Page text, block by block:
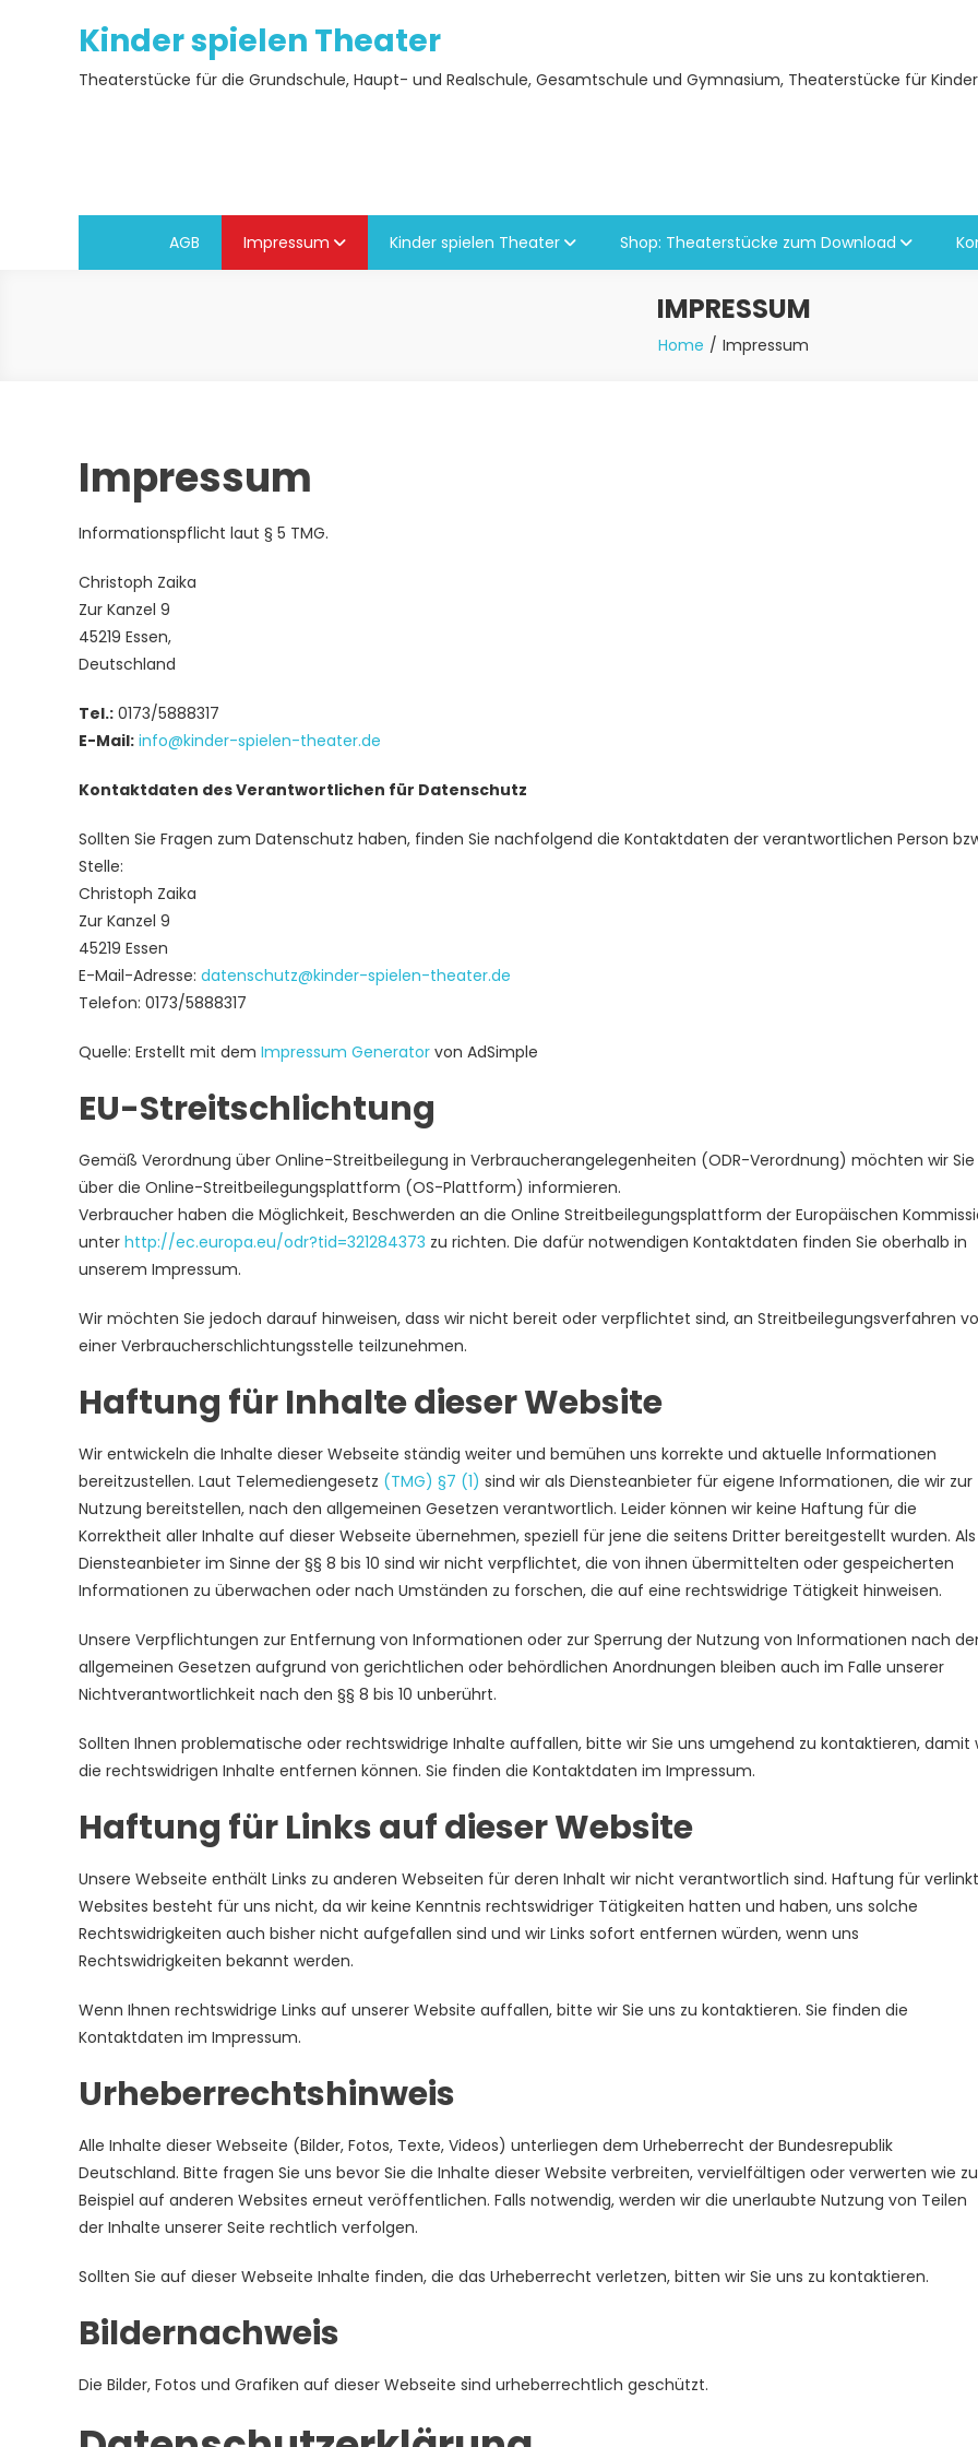
Kinder spielen Theater
Theaterstücke für die Grundschule, Haupt- und Realschule, Gesamtschule und Gymnasium, Theaterstücke für Kinder
AGB Impressum Kinder spielen Theater Shop: Theaterstücke zum Download
IMPRESSUM
Home Impressum
Impressum
Informationspflicht laut § 5 TMG.
Christoph Zaika
Zur Kanzel 9
45219 Essen,
Deutschland
Tel.: 0173/5888317
E-Mail: info@kinder-spielen-theater.de
Kontaktdaten des Verantwortlichen für Datenschutz
Sollten Sie Fragen zum Datenschutz haben, finden Sie nachfolgend die Kontaktdaten der verantwortlichen Person
Stelle:
Christoph Zaika
Zur Kanzel 9
45219 Essen
E-Mail-Adresse: datenschutz@kinder-spielen-theater.de
Telefon: 0173/5888317
Quelle: Erstellt mit dem Impressum Generator von AdSimple
EU-Streitschlichtung
Gemäß Verordnung über Online-Streitbeilegung in Verbraucherangelegenheiten (ODR-Verordnung) möchten wir Sie
über die Online-Streitbeilegungsplattform (OS-Plattform) informieren.
Verbraucher haben die Möglichkeit, Beschwerden an die Online Streitbeilegungsplattform der Europäischen
unter http://ec.europa.eu/odr?tid=321284373 zu richten. Die dafür notwendigen Kontaktdaten finden Sie oberhalb in
unserem Impressum.
Wir möchten Sie jedoch darauf hinweisen, dass wir nicht bereit oder verpflichtet sind, an Streitbeilegungsverfahren
einer Verbraucherschlichtungsstelle teilzunehmen.
Haftung für Inhalte dieser Website
Wir entwickeln die Inhalte dieser Webseite ständig weiter und bemühen uns korrekte und aktuelle Informationen
bereitzustellen. Laut Telemediengesetz (TMG) §7 (1) sind wir als Diensteanbieter für eigene Informationen, die wir zur
Nutzung bereitstellen, nach den allgemeinen Gesetzen verantwortlich. Leider können wir keine Haftung für die
Korrektheit aller Inhalte auf dieser Webseite übernehmen, speziell für jene die seitens Dritter bereitgestellt wurden. Als
Diensteanbieter im Sinne der §§ 8 bis 10 sind wir nicht verpflichtet, die von ihnen übermittelten oder gespeicherten
Informationen zu überwachen oder nach Umständen zu forschen, die auf eine rechtswidrige Tätigkeit hinweisen.
Unsere Verpflichtungen zur Entfernung von Informationen oder zur Sperrung der Nutzung von Informationen nach
allgemeinen Gesetzen aufgrund von gerichtlichen oder behördlichen Anordnungen bleiben auch im Falle unserer
Nichtverantwortlichkeit nach den §§ 8 bis 10 unberührt.
Sollten Ihnen problematische oder rechtswidrige Inhalte auffallen, bitte wir Sie uns umgehend zu kontaktieren, damit
die rechtswidrigen Inhalte entfernen können. Sie finden die Kontaktdaten im Impressum.
Haftung für Links auf dieser Website
Unsere Webseite enthält Links zu anderen Webseiten für deren Inhalt wir nicht verantwortlich sind. Haftung für
Websites besteht für uns nicht, da wir keine Kenntnis rechtswidriger Tätigkeiten hatten und haben, uns solche
Rechtswidrigkeiten auch bisher nicht aufgefallen sind und wir Links sofort entfernen würden, wenn uns
Rechtswidrigkeiten bekannt werden.
Wenn Ihnen rechtswidrige Links auf unserer Website auffallen, bitte wir Sie uns zu kontaktieren. Sie finden die
Kontaktdaten im Impressum.
Urheberrechtshinweis
Alle Inhalte dieser Webseite (Bilder, Fotos, Texte, Videos) unterliegen dem Urheberrecht der Bundesrepublik
Deutschland. Bitte fragen Sie uns bevor Sie die Inhalte dieser Website verbreiten, vervielfältigen oder verwerten wie
Beispiel auf anderen Websites erneut veröffentlichen. Falls notwendig, werden wir die unerlaubte Nutzung von Teilen
der Inhalte unserer Seite rechtlich verfolgen.
Sollten Sie auf dieser Webseite Inhalte finden, die das Urheberrecht verletzen, bitten wir Sie uns zu kontaktieren.
Bildernachweis
Die Bilder, Fotos und Grafiken auf dieser Webseite sind urheberrechtlich geschützt.